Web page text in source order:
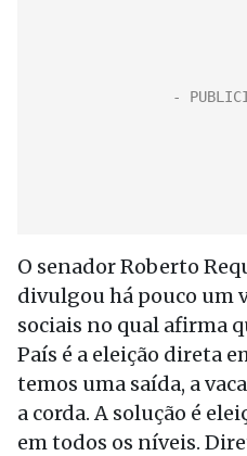
O senador Roberto
divulgou há pouco um
sociais no qual afirma
País é a eleição direta
temos uma saída, a
a corda. A solução é
em todos os níveis.